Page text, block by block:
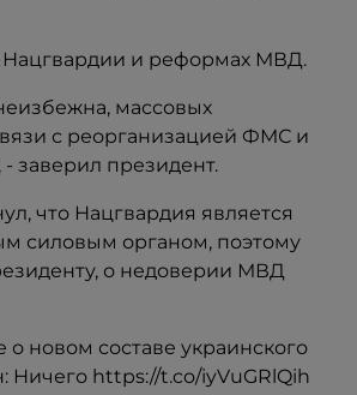
Нацгвардии и реформах МВД.
массовых
с реорганизацией ФМС и
заверил президент.
что Нацгвардия является
силовым органом, поэтому
о недоверии МВД
о новом составе украинского
Ничего https://t.co/iyVuGRlQih